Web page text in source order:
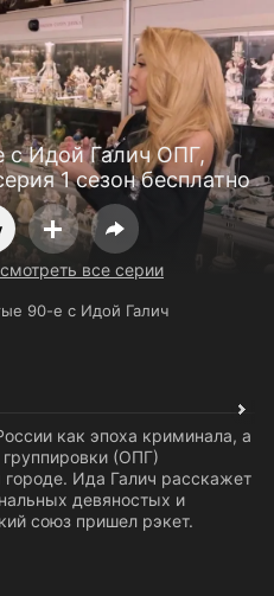
с Идой Галич ОПГ,
1 сезон бесплатно
все серии
90-е с Идой Галич
как эпоха криминала, а
(ОПГ)
Ида Галич расскажет
девяностых и
союз пришел рэкет.
Открыть приложение